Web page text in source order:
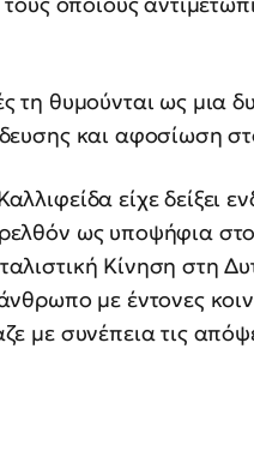
τη θυμούνται ως μια
και αφοσίωση
είχε δείξει
ως υποψήφια
Κίνηση στη
με έντονες
με συνέπεια τις